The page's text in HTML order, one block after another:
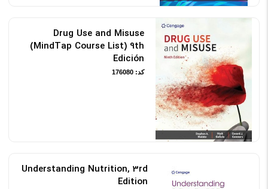
Drug Use and Misuse
(MindTap Course List) 9th
Edición
کد: 176080
Understanding Nutrition, 3rd
Edition